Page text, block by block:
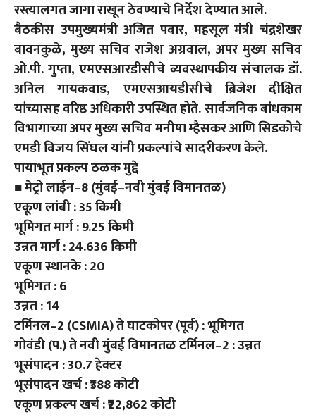
रस्त्यालगत जागा राखून ठेवण्याचे निर्देश देण्यात आले.
बैठकीस उपमुख्यमंत्री अजित पवार, महसूल मंत्री चंद्रशेखर
बावनकुळे, मुख्य सचिव राजेश अग्रवाल, अपर मुख्य सचिव
ओ.पी. गुप्ता, एमएसआरडीसीचे व्यवस्थापकीय संचालक डॉ.
अनिल गायकवाड, एमएसआयडीसीचे ब्रिजेश दीक्षित
यांच्यासह वरिष्ठ अधिकारी उपस्थित होते. सार्वजनिक बांधकाम
विभागाच्या अपर मुख्य सचिव मनीषा म्हैसकर आणि सिडकोचे
एमडी विजय सिंघल यांनी प्रकल्पांचे सादरीकरण केले.
पायाभूत प्रकल्प ठळक मुद्दे
■ मेट्रो लाईन–8 (मुंबई–नवी मुंबई विमानतळ)
एकूण लांबी : 35 किमी
भूमिगत मार्ग : 9.25 किमी
उन्नत मार्ग : 24.636 किमी
एकूण स्थानके : 20
भूमिगत : 6
उन्नत : 14
टर्मिनल–2 (CSMIA) ते घाटकोपर (पूर्व) : भूमिगत
गोवंडी (प.) ते नवी मुंबई विमानतळ टर्मिनल–2 : उन्नत
भूसंपादन : 30.7 हेक्टर
भूसंपादन खर्च : ₹388 कोटी
एकूण प्रकल्प खर्च : ₹22,862 कोटी